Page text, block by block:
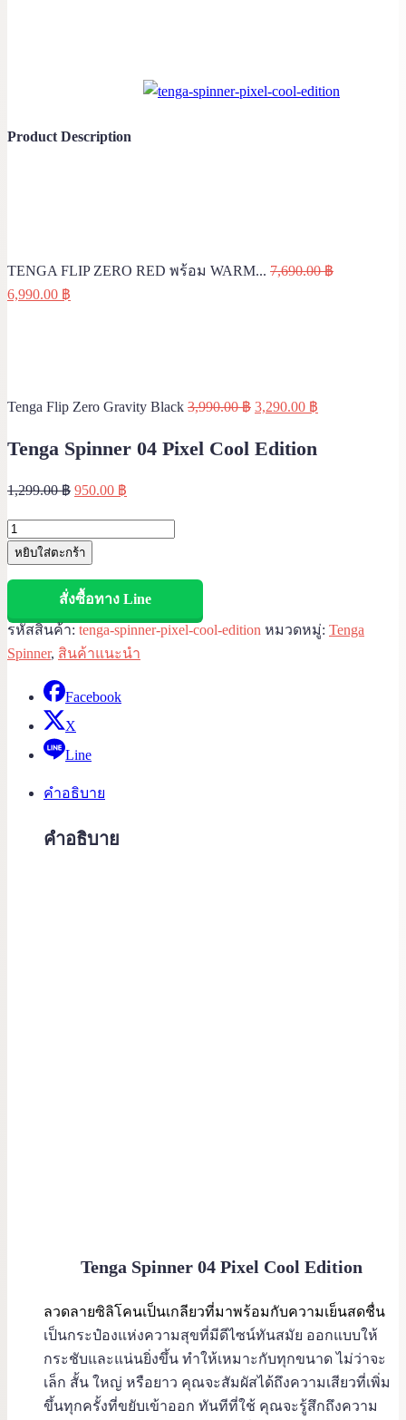
Product Description
TENGA FLIP ZERO RED พร้อม WARM... 7,690.00฿
Original
6,990.00 ฿
Tenga Flip Zero Gravity Black 3,990.00฿ Original
was:
3,290.00 ฿
Tenga Spinner 04 Pixel Cool Edition
1,299.00฿ Original
was:
1,299.00 ฿.
950.00 ฿
is:
Tenga
Spinner
Cool
Edition
หยิบใส่ตะกร้า
สั่งซื้อทาง Line
รหัสสินค้า: tenga-spinner-pixel-cool-edition หมวดหมู่: Tenga
Spinner, สินค้าแนะนำ
Facebook
X
Line
คำอธิบาย
คำอธิบาย
Tenga Spinner 04 Pixel Cool Edition
ลวดลายซิลิโคนเป็นเกลียวที่มาพร้อมกับความเย็นสดชื่น
เป็นกระป๋องแห่งความสุขที่มีดีไซน์ทันสมัย ออกแบบให้
กระชับและแน่นยิ่งขึ้น ทำให้เหมาะกับทุกขนาด ไม่ว่าจะ
เล็ก สั้น ใหญ่ หรือยาว คุณจะสัมผัสได้ถึงความเสียวที่เพิ่ม
ขึ้นทุกครั้งที่ขยับเข้าออก ทันทีที่ใช้ คุณจะรู้สึกถึงความ